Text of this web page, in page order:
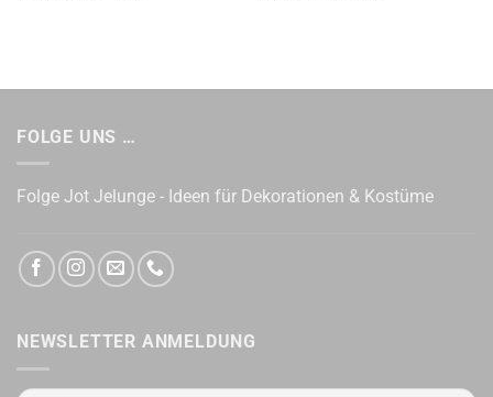
FOLGE UNS …
Folge Jot Jelunge - Ideen für Dekorationen & Kostüme
NEWSLETTER ANMELDUNG